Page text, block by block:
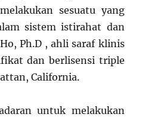
sesuatu yang
sistem istirahat dan
Ph.D , ahli saraf klinis
dan berlisensi triple
California.
untuk melakukan